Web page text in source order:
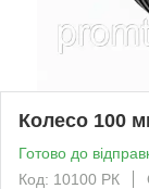
Колесо 100
Готово до
Код: 10100 РК